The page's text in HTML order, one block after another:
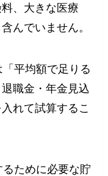
、大きな医療
んでいません。
平均額で足りる
職金・年金見込
れて試算するこ
ために必要な貯